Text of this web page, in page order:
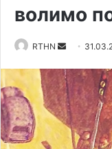
волимо
RTHN
n
d
a
n